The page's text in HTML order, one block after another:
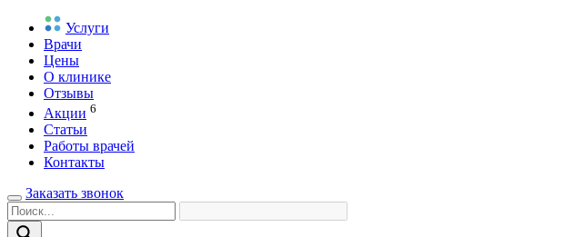
Услуги
Врачи
Цены
О клинике
Отзывы
Акции 6
Статьи
Работы врачей
Контакты
Заказать звонок